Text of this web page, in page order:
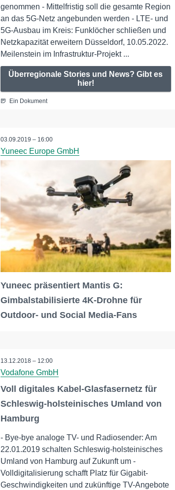
genommen - Mittelfristig soll die gesamte Region
an das 5G-Netz angebunden werden - LTE- und
5G-Ausbau im Kreis: Funklöcher schließen und
Netzkapazität erweitern Düsseldorf, 10.05.2022.
Meilenstein im Infrastruktur-Projekt ...
Überregionale Stories und News? Gibt es
hier!
Ein Dokument
03.09.2019 – 16:00
Yuneec Europe GmbH
Yuneec präsentiert Mantis G:
Gimbalstabilisierte 4K-Drohne für
Outdoor- und Social Media-Fans
13.12.2018 – 12:00
Vodafone GmbH
Voll digitales Kabel-Glasfasernetz für
Schleswig-holsteinisches Umland von
Hamburg
- Bye-bye analoge TV- und Radiosender: Am
22.01.2019 schalten Schleswig-holsteinisches
Umland von Hamburg auf Zukunft um -
Volldigitalisierung schafft Platz für Gigabit-
Geschwindigkeiten und zukünftige TV-Angebote